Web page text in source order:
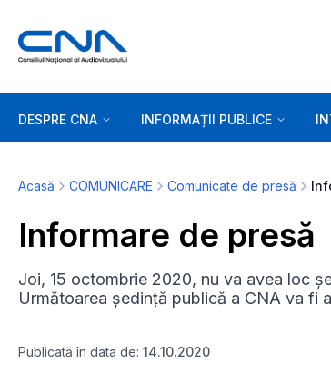
DESPRE CNA INFORMAȚII PUBLICE
Acasă COMUNICARE Comunicate de presă
Informare de presă
Joi, 15 octombrie 2020, nu va avea loc
Următoarea ședință publică a CNA va fi
Publicată în data de: 14.10.2020